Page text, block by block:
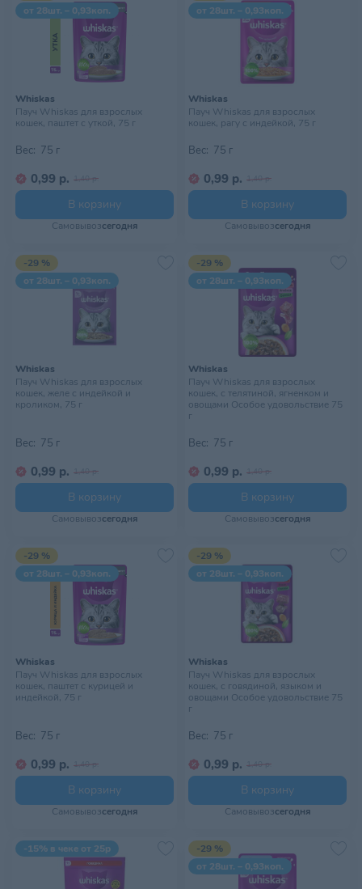
от 28шт. – 0,93коп.
Whiskas
Пауч Whiskas для взрослых
кошек, паштет с уткой, 75 г
Вес: 75 г
0,99 р. 1,40 р.
В корзину
Самовывозсегодня
от 28шт. – 0,93коп.
Whiskas
Пауч Whiskas для взрослых
кошек, рагу с индейкой, 75 г
Вес: 75 г
0,99 р. 1,40 р.
В корзину
Самовывозсегодня
-29 %
от 28шт. – 0,93коп.
Whiskas
Пауч Whiskas для взрослых
кошек, желе с индейкой и
кроликом, 75 г
Вес: 75 г
0,99 р. 1,40 р.
В корзину
Самовывозсегодня
-29 %
от 28шт. – 0,93коп.
Whiskas
Пауч Whiskas для взрослых
кошек, с телятиной, ягненком и
овощами Особое удовольствие 75
г
Вес: 75 г
0,99 р. 1,40 р.
В корзину
Самовывозсегодня
-29 %
от 28шт. – 0,93коп.
Whiskas
Пауч Whiskas для взрослых
кошек, паштет с курицей и
индейкой, 75 г
Вес: 75 г
0,99 р. 1,40 р.
В корзину
Самовывозсегодня
-29 %
от 28шт. – 0,93коп.
Whiskas
Пауч Whiskas для взрослых
кошек, с говядиной, языком и
овощами Особое удовольствие 75
г
Вес: 75 г
0,99 р. 1,40 р.
В корзину
Самовывозсегодня
-15% в чеке от 25р
-29 %
от 28шт. – 0,93коп.